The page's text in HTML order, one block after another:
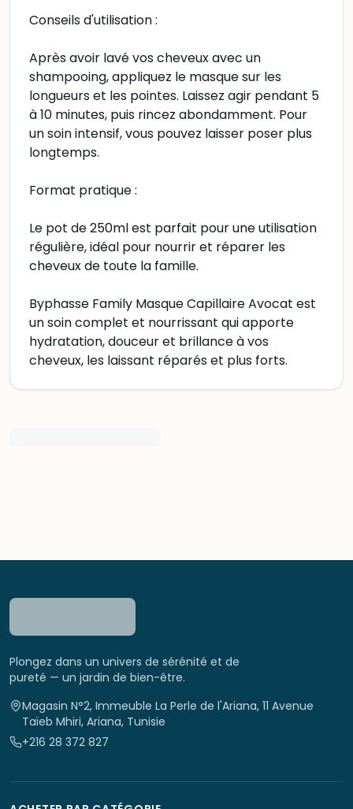
Conseils d'utilisation :
Après avoir lavé vos cheveux avec un
shampooing, appliquez le masque sur les
longueurs et les pointes. Laissez agir pendant 5
à 10 minutes, puis rincez abondamment. Pour
un soin intensif, vous pouvez laisser poser plus
longtemps.
Format pratique :
Le pot de 250ml est parfait pour une utilisation
régulière, idéal pour nourrir et réparer les
cheveux de toute la famille.
Byphasse Family Masque Capillaire Avocat est
un soin complet et nourrissant qui apporte
hydratation, douceur et brillance à vos
cheveux, les laissant réparés et plus forts.
Plongez dans un univers de sérénité et de
pureté — un jardin de bien-être.
Magasin N°2, Immeuble La Perle de l'Ariana, 11 Avenue
Taïeb Mhiri, Ariana, Tunisie
+216 28 372 827